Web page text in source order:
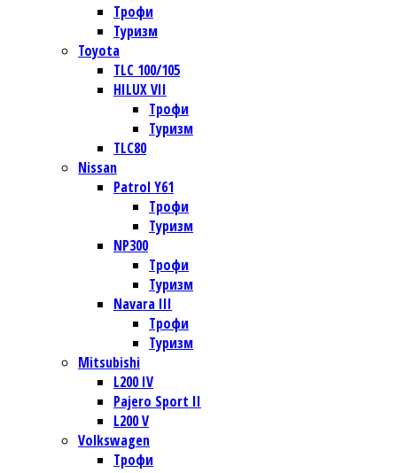
Трофи
Туризм
Toyota
TLC 100/105
HILUX VII
Трофи
Туризм
TLC80
Nissan
Patrol Y61
Трофи
Туризм
NP300
Трофи
Туризм
Navara III
Трофи
Туризм
Mitsubishi
L200 IV
Pajero Sport II
L200 V
Volkswagen
Трофи